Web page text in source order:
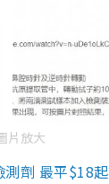
片放大
測劑 最平